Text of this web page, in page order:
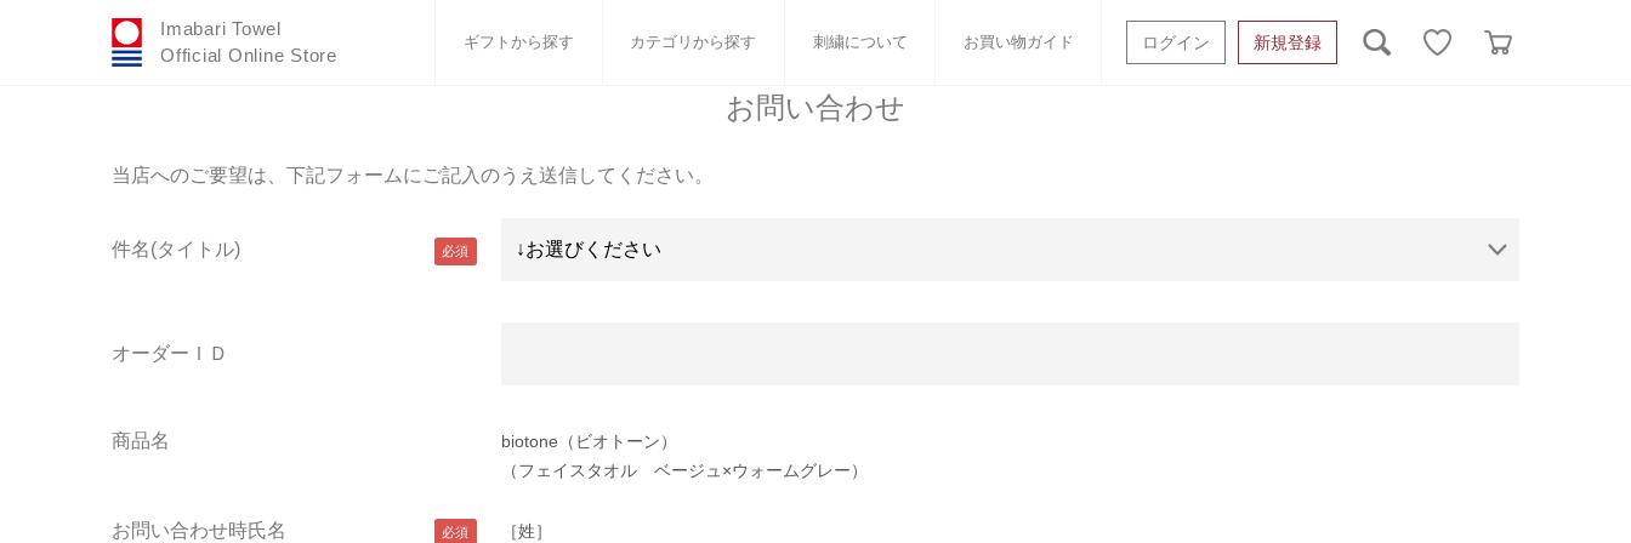
Imabari Towel
Official Online Store
ギフトから探す カテゴリから探す 刺繍について お買い物ガイド ログイン 新規登録
バスグッズ タオル雑貨
お問い合わせ
当店へのご要望は、下記フォームにご記入のうえ送信してください。
件名(タイトル)
オーダーＩＤ
商品名
biotone（ビオトーン）
（フェイスタオル ベージュ×ウォームグレー）
お問い合わせ時氏名 ［姓］